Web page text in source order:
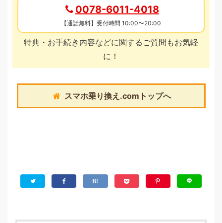
0078-6011-4018
【通話無料】受付時間 10:00〜20:00
特典・お手続き内容などに関するご質問もお気軽
に！
スマホ乗り換え.comトップへ